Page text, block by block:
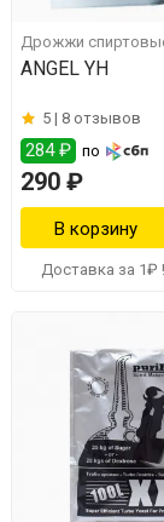
Дрожжи
ANGEL YH
5 | 8 отзывов
284 ₽ по
290 ₽
Доставка за 1₽ !